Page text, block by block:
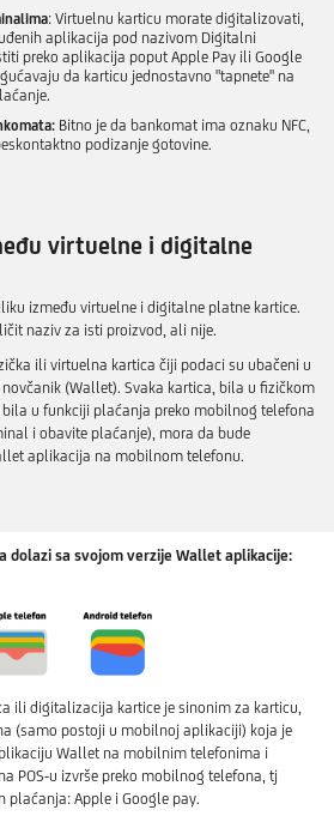
: Virtuelnu karticu morate digitalizovati,
aplikacija pod nazivom Digitalni
preko aplikacija poput Apple Pay ili Google
da karticu jednostavno "tapnete" na
Bitno je da bankomat ima oznaku NFC,
podizanje gotovine.
virtuelne i digitalne
između virtuelne i digitalne platne kartice.
naziv za isti proizvod, ali nije.
ili virtuelna kartica čiji podaci su ubačeni u
(Wallet). Svaka kartica, bila u fizičkom
u funkciji plaćanja preko mobilnog telefona
i obavite plaćanje), mora da bude
aplikacija na mobilnom telefonu.
dolazi sa svojom verzije Wallet aplikacije:
ili digitalizacija kartice je sinonim za karticu,
(samo postoji u mobilnoj aplikaciji) koja je
Wallet na mobilnim telefonima i
POS-u izvrše preko mobilnog telefona, tj
plaćanja: Apple i Google pay.